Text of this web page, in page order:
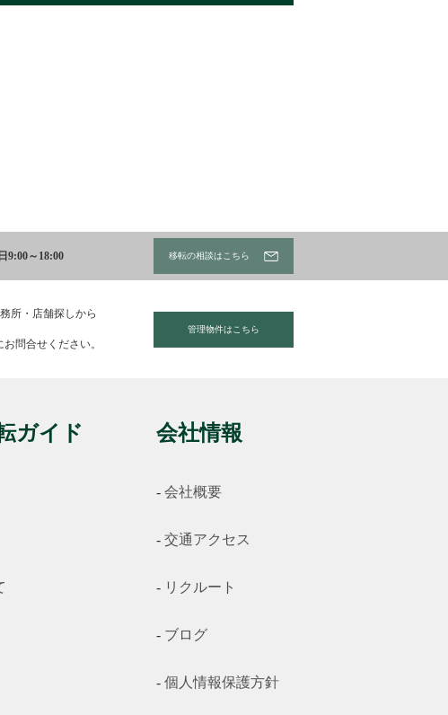
9:00～18:00 移転の相談はこちら
所・店舗探しから
問合せください。
管理物件はこちら
ガイド 会社情報
会社概要
交通アクセス
リクルート
ブログ
個人情報保護方針